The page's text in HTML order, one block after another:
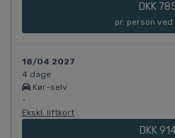
DKK
pr. person ved
18/04 2027
4 dage
Kør-selv
-
Ekskl. liftkort
DKK